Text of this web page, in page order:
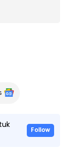
Follow